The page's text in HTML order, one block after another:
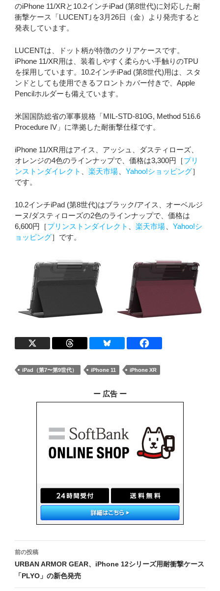
のiPhone 11/XRと10.2インチiPad (第8世代)に対応した耐
衝撃ケース「LUCENT｣を3月26日（金）より発売すると
発表しています。
LUCENTは、ドット柄が特徴のクリアケースです。
iPhone 11/XR用は、装着しやすく柔らかい手触りのTPU
を採用しています。10.2インチiPad (第8世代)用は、スタ
ンドとしても使用できるフロントカバー付きで、Apple
Pencilホルダーも備えています。
米国国防総省の軍事規格「MIL-STD-810G, Method 516.6
Procedure IV」に準拠した耐衝撃仕様です。
iPhone 11/XR用はアイス、アッシュ、ダスティローズ、
オレンジの4色のラインナップで、価格は3,300円［プリ
ンストンダイレクト
楽天市場 Yahoo!ショッピング］
です。
10.2インチiPad (第8世代)はブラック/アイス、オーベルジ
ーヌ/ダスティローズの2色のラインナップで、価格は
6,600円［プリンストンダイレクト 楽天市場
Yahoo!シ
ョッピング］です。
iPad（第7〜第9世代） iPhone 11 iPhone XR
ー 広告 ー
投
稿
ナ
前の投稿
URBAN ARMOR GEAR、iPhone 12シリーズ用耐衝撃ケース
「PLYO」の新色発売